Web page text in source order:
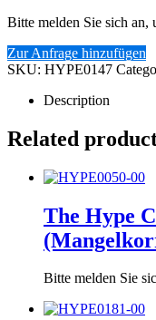
Bitte melden Sie sich an,
Zur Anfrage hinzufügen
SKU: HYPE0147
Description
Related
The Hype
Bitte melden Sie